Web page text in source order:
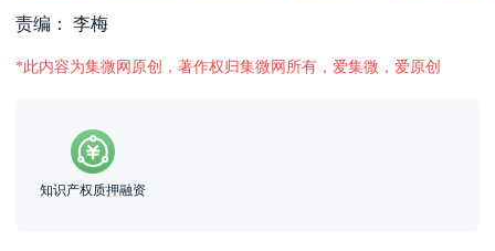
责编： 李梅
*此内容为集微网原创，著作权归集微网所有，爱集微，爱原创
知识产权质押融资